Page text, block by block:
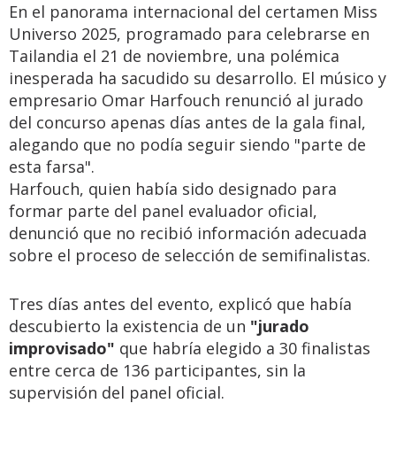
En el panorama internacional del certamen Miss
Universo 2025, programado para celebrarse en
Tailandia el 21 de noviembre, una polémica
inesperada ha sacudido su desarrollo. El músico y
empresario Omar Harfouch renunció al jurado
del concurso apenas días antes de la gala final,
alegando que no podía seguir siendo "parte de
esta farsa".
Harfouch, quien había sido designado para
formar parte del panel evaluador oficial,
denunció que no recibió información adecuada
sobre el proceso de selección de semifinalistas.
Tres días antes del evento, explicó que había
descubierto la existencia de un "jurado
improvisado" que habría elegido a 30 finalistas
entre cerca de 136 participantes, sin la
supervisión del panel oficial.